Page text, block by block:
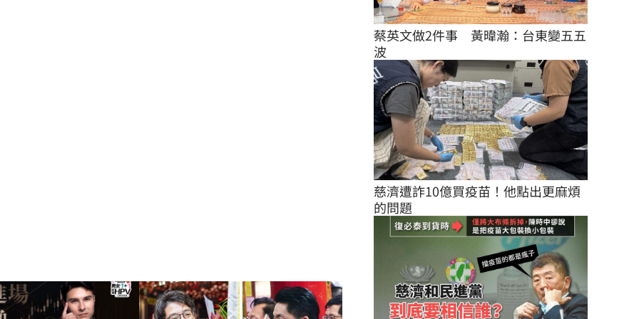
蔡英文做2件事　黃暐瀚：台東變五五
波
慈濟遭詐10億買疫苗！他點出更麻煩
的問題